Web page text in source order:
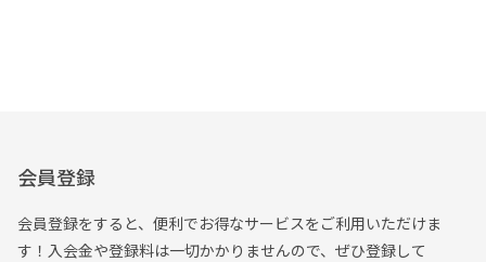
会員登録
会員登録をすると、便利でお得なサービスをご利用いただけま
す！入会金や登録料は一切かかりませんので、ぜひ登録して